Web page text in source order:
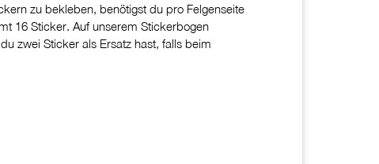
zu bekleben, benötigst du pro Felgenseite
16 Sticker. Auf unserem Stickerbogen
zwei Sticker als Ersatz hast, falls beim